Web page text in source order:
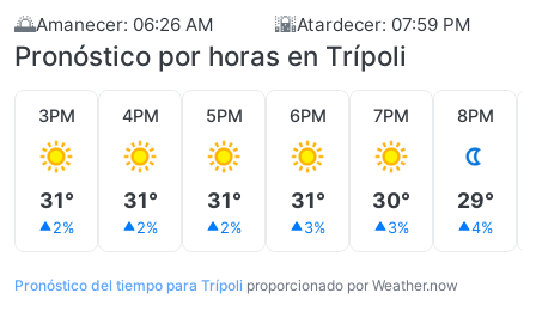
🌅Amanecer: 06:26 AM 🌇Atardecer: 07:59 PM
Pronóstico por horas en Trípoli
3PM
31°
2%
4PM
31°
2%
5PM
31°
2%
6PM
31°
3%
7PM
30°
3%
8PM
29°
4%
Pronóstico del tiempo para Trípoli proporcionado por Weather.now